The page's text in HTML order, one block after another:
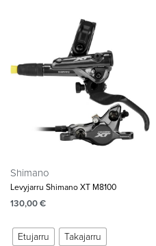
Shimano
Levyjarru Shimano XT M8100
130,00€
Etujarru Takajarru